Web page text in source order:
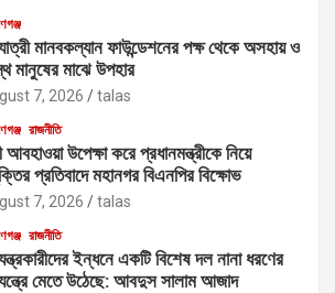
মানবকল্যান ফাউন্ডেশনের পক্ষ থেকে অসহায় ও
মানুষের মাঝে উপহার
7, 2026 talas
রাজনীতি
আবহাওয়া উপেক্ষা করে প্রধানমন্ত্রীকে নিয়ে
প্রতিবাদে মহানগর বিএনপির বিক্ষোভ
7, 2026 talas
রাজনীতি
ইন্ধনে একটি বিশেষ দল নানা ধরণের
মেতে উঠেছে: আবদুস সালাম আজাদ